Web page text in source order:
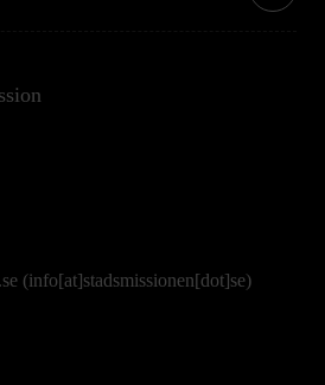
(info[at]stadsmissionen[dot]se)